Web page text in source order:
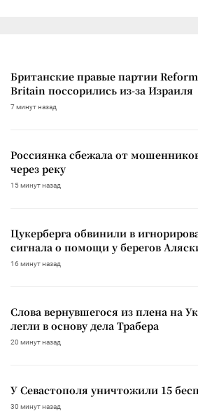
Британские правые партии
Britain поссорились из-за Израиля
7 минут назад
Россиянка сбежала от
через реку
15 минут назад
Цукерберга обвинили в
сигнала о помощи у берегов
16 минут назад
Слова вернувшегося из плена на
легли в основу дела Трабера
20 минут назад
У Севастополя уничтожили 15
30 минут назад